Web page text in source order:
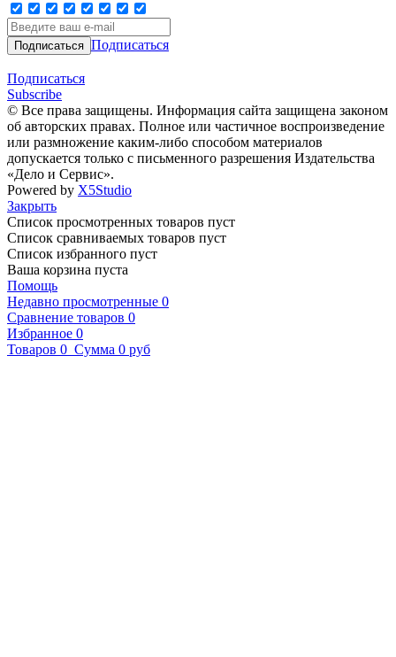
Подписаться
Подписаться
Subscribe
© Все права защищены. Информация сайта защищена законом
об авторских правах. Полное или частичное воспроизведение
или размножение каким-либо способом материалов
допускается только с письменного разрешения Издательства
«Дело и Сервис».
Powered by X5Studio
Закрыть
Список просмотренных товаров пуст
Список сравниваемых товаров пуст
Список избранного пуст
Ваша корзина пуста
Помощь
Недавно просмотренные 0
Сравнение товаров 0
Избранное 0
Товаров 0 Сумма 0 руб